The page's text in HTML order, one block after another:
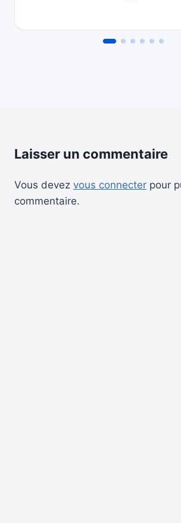
Laisser un commentaire
Vous devez vous connecter pour
commentaire.